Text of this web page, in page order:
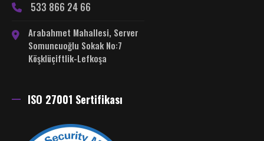
533 866 24 66
Arabahmet Mahallesi, Server
Somuncuoğlu Sokak No:7
Köşklüçiftlik-Lefkoşa
ISO 27001 Sertifikası